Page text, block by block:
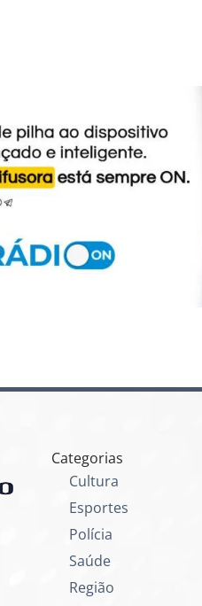
Categorias
Cultura
Esportes
Polícia
Saúde
Região